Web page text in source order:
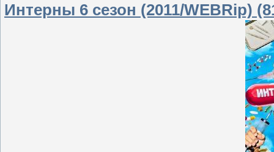
Интерны 6 cезон (2011/WEBRip)